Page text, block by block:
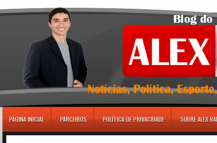
PÁGINA INICIAL PARCEIROS POLÍTICA DE PRIVACIDADE SOBRE ALEX